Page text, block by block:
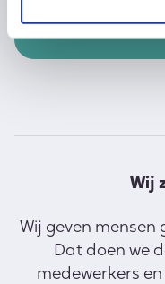
Wij
Wij geven mensen
Dat doen we
medewerkers